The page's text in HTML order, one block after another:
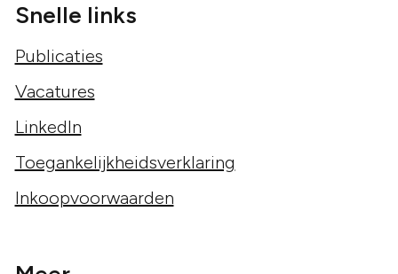
Snelle links
Publicaties
Vacatures
LinkedIn
Toegankelijkheidsverklaring
Inkoopvoorwaarden